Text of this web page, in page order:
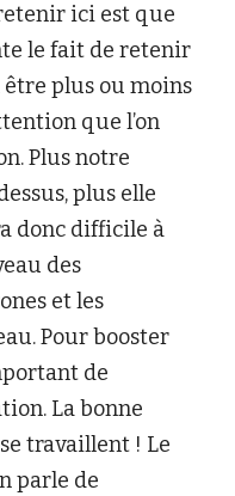
ici est que
le fait de retenir
plus ou moins
que l’on
Plus notre
plus elle
donc difficile à
des
et les
Pour booster
de
La bonne
travaillent ! Le
parle de